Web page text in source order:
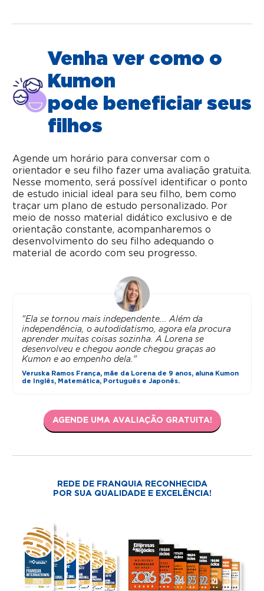
Venha ver como o
Kumon
pode beneficiar seus
filhos
Agende um horário para conversar com o
orientador e seu filho fazer uma avaliação gratuita.
Nesse momento, será possível identificar o ponto
de estudo inicial ideal para seu filho, bem como
traçar um plano de estudo personalizado. Por
meio de nosso material didático exclusivo e de
orientação constante, acompanharemos o
desenvolvimento do seu filho adequando o
material de acordo com seu progresso.
"Ela se tornou mais independente... Além da
independência, o autodidatismo, agora ela procura
aprender muitas coisas sozinha. A Lorena se
desenvolveu e chegou aonde chegou graças ao
Kumon e ao empenho dela."
Veruska Ramos França, mãe da Lorena de 9 anos, aluna Kumon
de Inglês, Matemática, Português e Japonês.
AGENDE UMA AVALIAÇÃO GRATUITA!
REDE DE FRANQUIA RECONHECIDA
POR SUA QUALIDADE E EXCELÊNCIA!